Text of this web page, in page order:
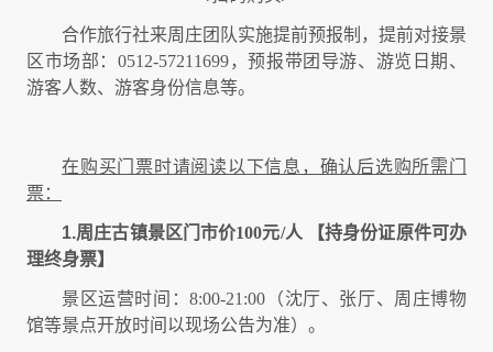
合作旅行社来周庄团队实施提前预报制，提前对接景
区市场部：0512-57211699，预报带团导游、游览日期、
游客人数、游客身份信息等。
在购买门票时请阅读以下信息，确认后选购所需门
票：
1.周庄古镇景区门市价100元/人 【持身份证原件可办
理终身票】
景区运营时间：8:00-21:00（沈厅、张厅、周庄博物
馆等景点开放时间以现场公告为准）。